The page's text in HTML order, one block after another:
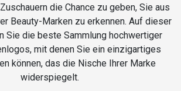
die Chance zu geben, Sie aus
Beauty-Marken zu erkennen. Auf dieser
Sie die beste Sammlung hochwertiger
mit denen Sie ein einzigartiges
können, das die Nische Ihrer Marke
widerspiegelt.